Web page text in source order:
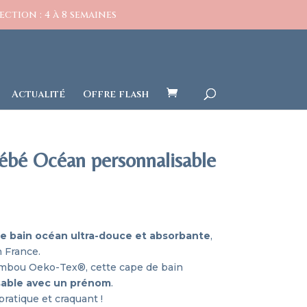
: 4 à 8 semaines
Actualité Offre flash
Océan personnalisable
bain océan ultra-douce et absorbante,
Oeko-Tex®, cette cape de bain
avec un prénom.
et craquant !